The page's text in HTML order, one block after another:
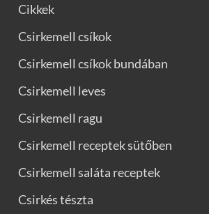
Cikkek
Csirkemell csíkok
Csirkemell csíkok bundában
Csirkemell leves
Csirkemell ragu
Csirkemell receptek sütőben
Csirkemell saláta receptek
Csirkés tészta